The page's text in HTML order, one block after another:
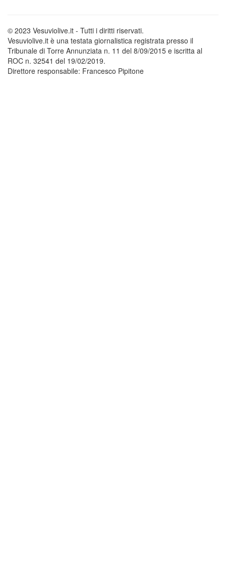
© 2023 Vesuviolive.it - Tutti i diritti riservati.
Vesuviolive.it è una testata giornalistica registrata presso il
Tribunale di Torre Annunziata n. 11 del 8/09/2015 e iscritta al
ROC n. 32541 del 19/02/2019.
Direttore responsabile: Francesco Pipitone